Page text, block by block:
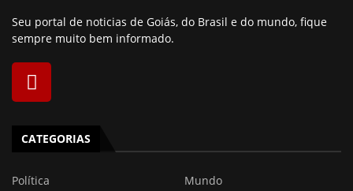
Seu portal de noticias de Goiás, do Brasil e do mundo, fique
sempre muito bem informado.
CATEGORIAS
Política
Mundo